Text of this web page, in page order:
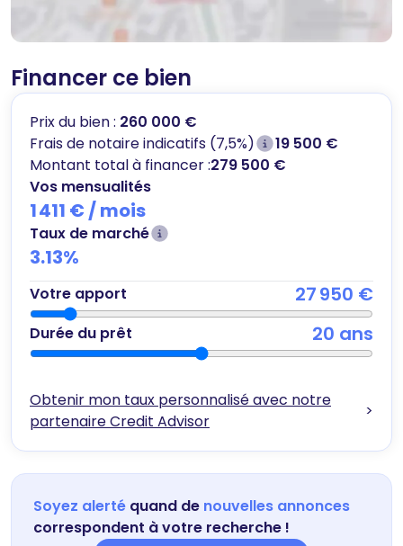
Financer ce bien
Prix du bien : 260 000 €
Frais de notaire indicatifs (7,5%)
19 500 €
Montant total à financer :279 500 €
Vos mensualités
1 411 € / mois
Taux de marché
3.13%
Votre apport 27 950 €
Durée du prêt 20 ans
Obtenir mon taux personnalisé avec notre
partenaire Credit Advisor
>
Soyez alerté quand de nouvelles annonces
correspondent à votre recherche !